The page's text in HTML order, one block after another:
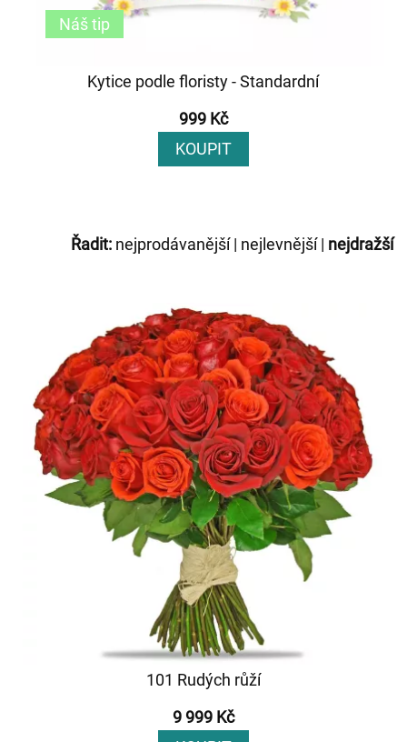
Kytice podle floristy - Standardní
999 Kč
KOUPIT
Náš tip
Řadit: nejprodávanější| nejlevnější| nejdražší
101 Rudých růží
9 999 Kč